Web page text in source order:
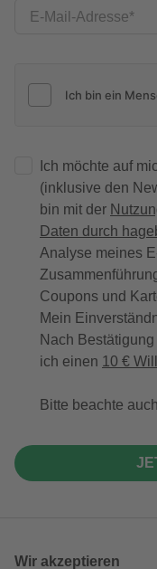
E-Mail-Adresse
Ich möchte auf
(inklusive den
bin mit der
Daten durch
Analyse meines
Coupons und
Mein
Nach
ich einen 10 €
Bitte beachte
Wir akzeptieren